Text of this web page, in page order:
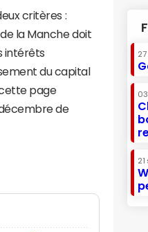
critères :
la Manche doit
intérêts
du capital
page
de
21